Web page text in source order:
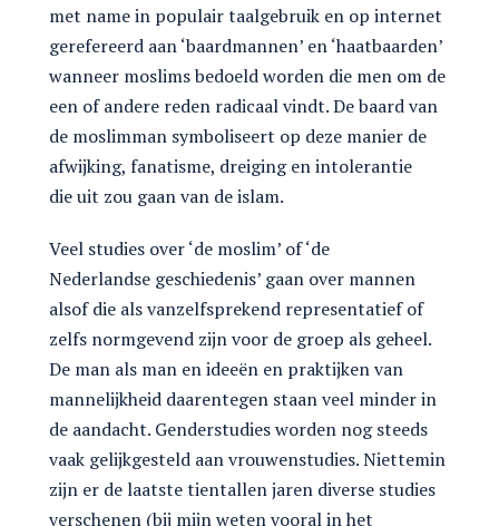
met name in populair taalgebruik en op internet
gerefereerd aan ‘baardmannen’ en ‘haatbaarden’
wanneer moslims bedoeld worden die men om de
een of andere reden radicaal vindt. De baard van
de moslimman symboliseert op deze manier de
afwijking, fanatisme, dreiging en intolerantie
die uit zou gaan van de islam.
Veel studies over ‘de moslim’ of ‘de
Nederlandse geschiedenis’ gaan over mannen
alsof die als vanzelfsprekend representatief of
zelfs normgevend zijn voor de groep als geheel.
De man als man en ideeën en praktijken van
mannelijkheid daarentegen staan veel minder in
de aandacht. Genderstudies worden nog steeds
vaak gelijkgesteld aan vrouwenstudies. Niettemin
zijn er de laatste tientallen jaren diverse studies
verschenen (bij mijn weten vooral in het